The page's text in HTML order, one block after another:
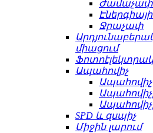
Ժամաչափ
Ջրաչափ
միացում
Ապահովիչ
Ապահովիչ
SPD և զսպիչ
Միջին լարում